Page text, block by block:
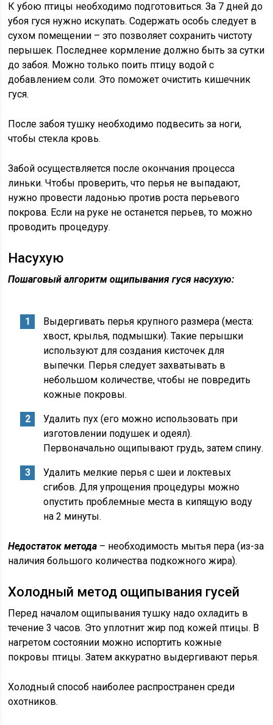
К убою птицы необходимо подготовиться. За 7 дней до
убоя гуся нужно искупать. Содержать особь следует в
сухом помещении – это позволяет сохранить чистоту
перышек. Последнее кормление должно быть за сутки
до забоя. Можно только поить птицу водой с
добавлением соли. Это поможет очистить кишечник
гуся.
После забоя тушку необходимо подвесить за ноги,
чтобы стекла кровь.
Забой осуществляется после окончания процесса
линьки. Чтобы проверить, что перья не выпадают,
нужно провести ладонью против роста перьевого
покрова. Если на руке не останется перьев, то можно
проводить процедуру.
Насухую
Пошаговый алгоритм ощипывания гуся насухую:
Выдергивать перья крупного размера (места:
хвост, крылья, подмышки). Такие перышки
используют для создания кисточек для
выпечки. Перья следует захватывать в
небольшом количестве, чтобы не повредить
кожные покровы.
Удалить пух (его можно использовать при
изготовлении подушек и одеял).
Первоначально ощипывают грудь, затем спину.
Удалить мелкие перья с шеи и локтевых
сгибов. Для упрощения процедуры можно
опустить проблемные места в кипящую воду
на 2 минуты.
Недостаток метода – необходимость мытья пера (из-за
наличия большого количества подкожного жира).
Холодный метод ощипывания гусей
Перед началом ощипывания тушку надо охладить в
течение 3 часов. Это уплотнит жир под кожей птицы. В
нагретом состоянии можно испортить кожные
покровы птицы. Затем аккуратно выдергивают перья.
Холодный способ наиболее распространен среди
охотников.